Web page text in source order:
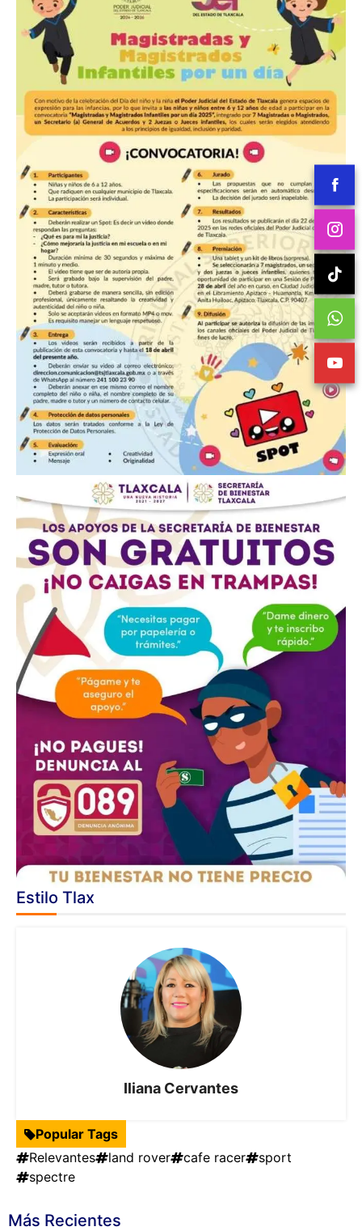
Estilo Tlax
Iliana Cervantes
Popular Tags
Relevantes
land rover cafe racer
sport
spectre
Más Recientes